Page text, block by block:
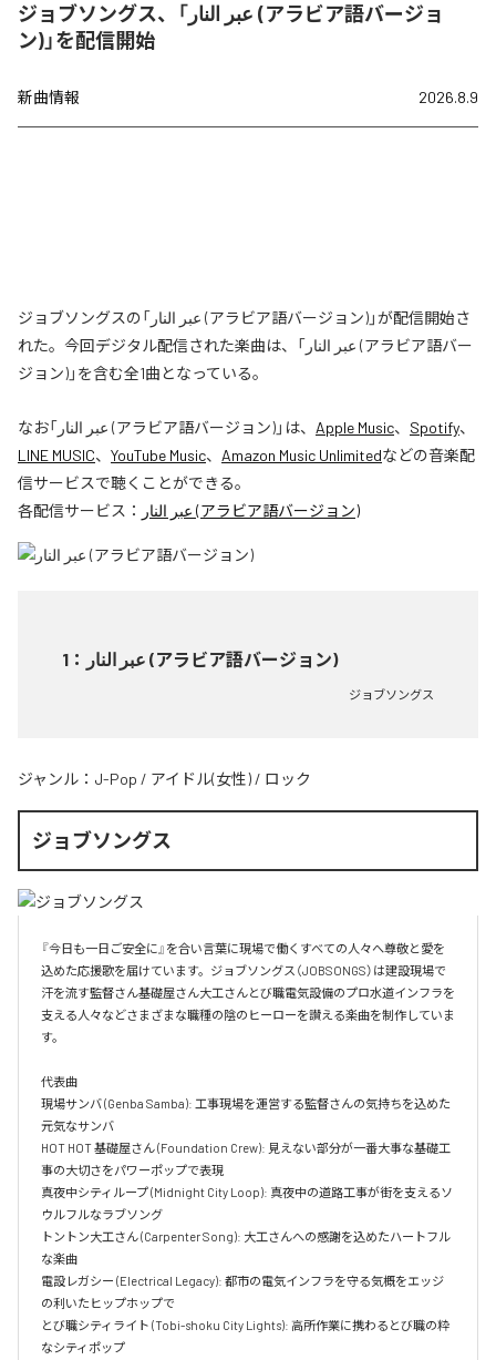
ジョブソングス、「عبر النار (アラビア語バージョ
ン)」を配信開始
新曲情報 2026.8.9
ジョブソングスの「عبر النار (アラビア語バージョン)」が配信開始さ
れた。今回デジタル配信された楽曲は、「عبر النار (アラビア語バー
ジョン)」を含む全1曲となっている。
なお「 عبر النار (アラビア語バージョン)」は、 Apple Music、 Spotify、
LINE MUSIC、 YouTube Music、 Amazon Music Unlimitedなどの音楽配
信サービスで聴くことができる。
各配信サービス：
عبر النار (アラビア語バージョン)
1 ： عبر النار (アラビア語バージョン)
ジョブソングス
ジャンル： J-Pop / アイドル(女性) / ロック
ジョブソングス
『今日も一日ご安全に』を合い言葉に現場で働くすべての人々へ尊敬と愛を
込めた応援歌を届けています。ジョブソングス（JOBSONGS）は建設現場で
汗を流す監督さん基礎屋さん大工さんとび職電気設備のプロ水道インフラを
支える人々などさまざまな職種の陰のヒーローを讃える楽曲を制作していま
す。
代表曲
現場サンバ (Genba Samba): 工事現場を運営する監督さんの気持ちを込めた
元気なサンバ
HOT HOT 基礎屋さん (Foundation Crew): 見えない部分が一番大事な基礎工
事の大切さをパワーポップで表現
真夜中シティループ (Midnight City Loop): 真夜中の道路工事が街を支えるソ
ウルフルなラブソング
トントン大工さん (Carpenter Song): 大工さんへの感謝を込めたハートフル
な楽曲
電設レガシー (Electrical Legacy): 都市の電気インフラを守る気概をエッジ
の利いたヒップホップで
とび職シティライト (Tobi-shoku City Lights): 高所作業に携わるとび職の粋
なシティポップ